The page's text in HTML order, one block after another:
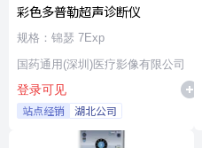
彩色多普勒超声诊断仪
规格：锦瑟 7Exp
国药通用(深圳)医疗影像有限公司
登录可见
站点经销 湖北公司